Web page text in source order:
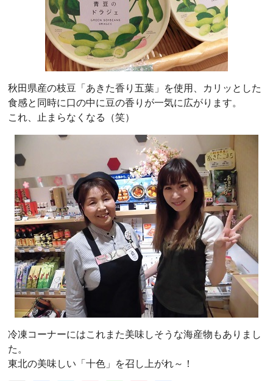
秋田県産の枝豆「あきた香り五葉」を使用、カリッとした
食感と同時に口の中に豆の香りが一気に広がります。
これ、止まらなくなる（笑）
冷凍コーナーにはこれまた美味しそうな海産物もありまし
た。
東北の美味しい「十色」を召し上がれ～！